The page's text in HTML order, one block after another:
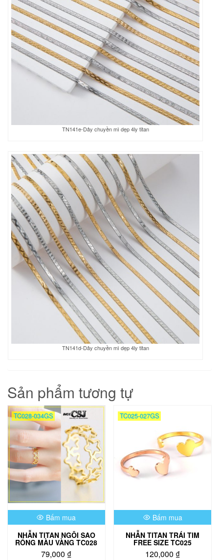
TN141e-Dây chuyền mì dẹp 4ly titan
TN141d-Dây chuyền mì dẹp 4ly titan
Sản phẩm tương tự
TC028-034GS
Bấm mua
NHẪN TITAN NGÔI SAO
RỔNG MÀU VÀNG TC028
79,000 ₫
TC025-027GS
Bấm mua
NHẪN TITAN TRÁI TIM
FREE SIZE TC025
120,000 ₫